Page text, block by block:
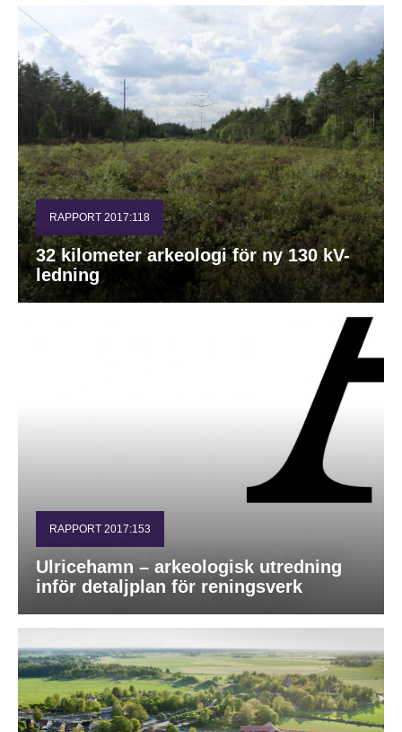
RAPPORT 2017:118
32 kilometer arkeologi för ny 130 kV-
ledning
RAPPORT 2017:153
Ulricehamn – arkeologisk utredning
inför detaljplan för reningsverk